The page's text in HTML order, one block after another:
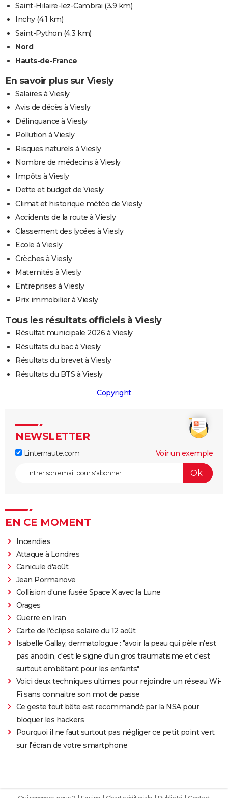
Saint-Hilaire-lez-Cambrai (3.9 km)
Inchy(4.1 km)
Saint-Python (4.3 km)
Nord
Hauts-de-France
En savoir plus sur Viesly
Salaires à Viesly
Avis de décès à Viesly
Délinquance à Viesly
Pollution à Viesly
Risques naturels à Viesly
Nombre de médecins à Viesly
Impôts à Viesly
Dette et budget de Viesly
Climat et historique météo de Viesly
Accidents de la route à Viesly
Classement des lycées à Viesly
Ecole à Viesly
Crèches à Viesly
Maternités à Viesly
Entreprises à Viesly
Prix immobilier à Viesly
Tous les résultats officiels à Viesly
Résultat municipale 2026 à Viesly
Résultats du bac à Viesly
Résultats du brevet à Viesly
Résultats du BTS à Viesly
Copyright
NEWSLETTER
Linternaute.com Voir un exemple
EN CE MOMENT
Incendies
Attaque à Londres
Canicule d'août
Jean Pormanove
Collision d'une fusée Space X avec la Lune
Orages
Guerre en Iran
Carte de l'éclipse solaire du 12 août
Isabelle Gallay, dermatologue : "avoir la peau qui pèle n'est
pas anodin, c'est le signe d'un gros traumatisme et c'est
surtout embêtant pour les enfants"
Voici deux techniques ultimes pour rejoindre un réseau Wi-
Fi sans connaitre son mot de passe
Ce geste tout bête est recommandé par la NSA pour
bloquer les hackers
Pourquoi il ne faut surtout pas négliger ce petit point vert
sur l'écran de votre smartphone